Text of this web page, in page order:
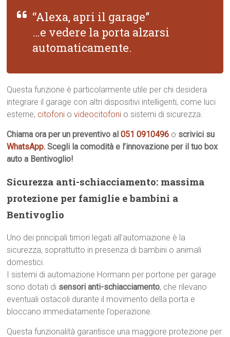
“Alexa, apri il garage”
…e vedere la porta alzarsi
automaticamente.
Questa funzione è particolarmente utile per chi desidera
integrare il garage con altri dispositivi intelligenti, come luci
esterne, citofoni ovideocitofoni o sistemi di sicurezza.
Chiama ora per un preventivo al051 0910496 o scrivici su
WhatsApp. Scegli la comodità e l’innovazione per il tuo box
auto a Bentivoglio!
Sicurezza anti-schiacciamento: massima
protezione per famiglie e bambini a
Bentivoglio
Uno dei principali timori legati all’automazione è la
sicurezza, soprattutto in presenza di bambini o animali
domestici.
I sistemi di automazione Hormann per portone per garage
sono dotati di sensori anti-schiacciamento, che rilevano
eventuali ostacoli durante il movimento della porta e
bloccano immediatamente l’operazione.
Questa funzionalità garantisce una maggiore protezione per